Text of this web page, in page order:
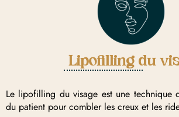
Lipofilling du
Le lipofilling du visage est une technique
du patient pour combler les creux et les